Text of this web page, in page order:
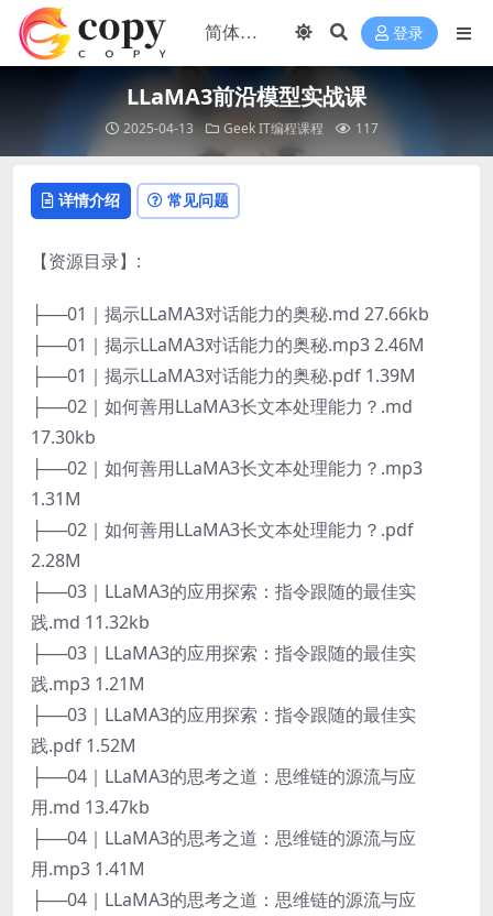
登录
LLaMA3前沿模型实战课
2025-04-13 GeekIT编程课程 117
详情介绍 常见问题
【资源目录】:
├──01｜揭示LLaMA3对话能力的奥秘.md 27.66kb
├──01｜揭示LLaMA3对话能力的奥秘.mp3 2.46M
├──01｜揭示LLaMA3对话能力的奥秘.pdf 1.39M
├──02｜如何善用LLaMA3长文本处理能力？.md
17.30kb
├──02｜如何善用LLaMA3长文本处理能力？.mp3
1.31M
├──02｜如何善用LLaMA3长文本处理能力？.pdf
2.28M
├──03｜LLaMA3的应用探索：指令跟随的最佳实
践.md 11.32kb
├──03｜LLaMA3的应用探索：指令跟随的最佳实
践.mp3 1.21M
├──03｜LLaMA3的应用探索：指令跟随的最佳实
践.pdf 1.52M
├──04｜LLaMA3的思考之道：思维链的源流与应
用.md 13.47kb
├──04｜LLaMA3的思考之道：思维链的源流与应
用.mp3 1.41M
├──04｜LLaMA3的思考之道：思维链的源流与应